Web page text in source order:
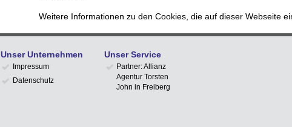
Weitere Informationen zu den Cookies, die auf dieser Webseite
Unser Unternehmen
Impressum
Datenschutz
Unser Service
Partner: Allianz
Agentur Torsten
John in Freiberg